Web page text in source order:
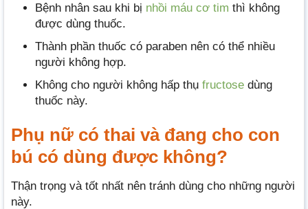
Bệnh nhân sau khi bị nhồi máu cơ tim thì không
được dùng thuốc.
Thành phần thuốc có paraben nên có thể nhiều
người không hợp.
Không cho người không hấp thụ fructose dùng
thuốc này.
Phụ nữ có thai và đang cho con
bú có dùng được không?
Thận trọng và tốt nhất nên tránh dùng cho những người
này.